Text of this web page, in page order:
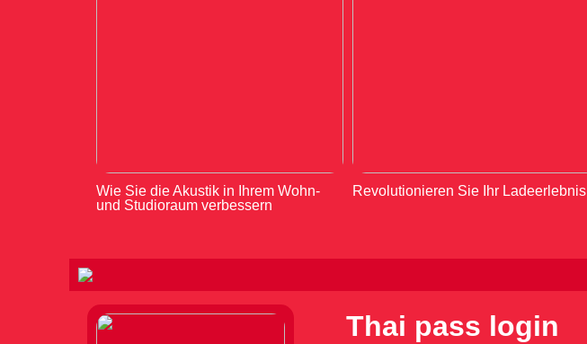
Wie Sie die Akustik in Ihrem Wohn-
und Studioraum verbessern
Revolutionieren Sie Ihr Ladeerlebnis
Thai pass login